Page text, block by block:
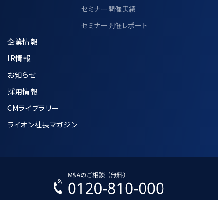
セミナー開催実績
セミナー開催レポート
企業情報
IR情報
お知らせ
採用情報
CMライブラリー
ライオン社長マガジン